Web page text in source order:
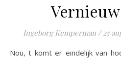
Ingeborg Kemperman / 25
Nou, t komt er eindelijk van hoor. Ik ben de site aan het